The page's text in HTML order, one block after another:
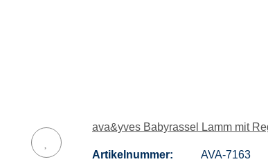
ava&yves Babyrassel Lamm mit
Artikelnummer: AVA-7163